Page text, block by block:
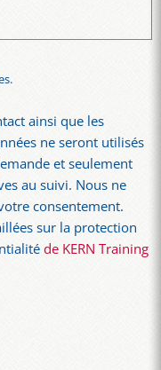
ainsi que les
ne seront utilisés
et seulement
au suivi. Nous ne
consentement.
sur la protection
de KERN Training